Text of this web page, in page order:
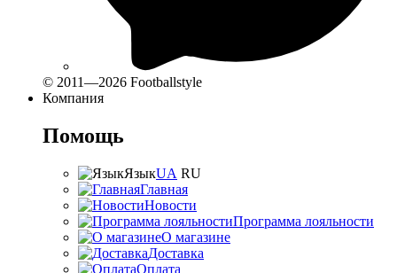
© 2011—2026 Footballstyle
Компания
Помощь
ЯзыкUA RU
Главная
Новости
Программа лояльности
О магазине
Доставка
Оплата